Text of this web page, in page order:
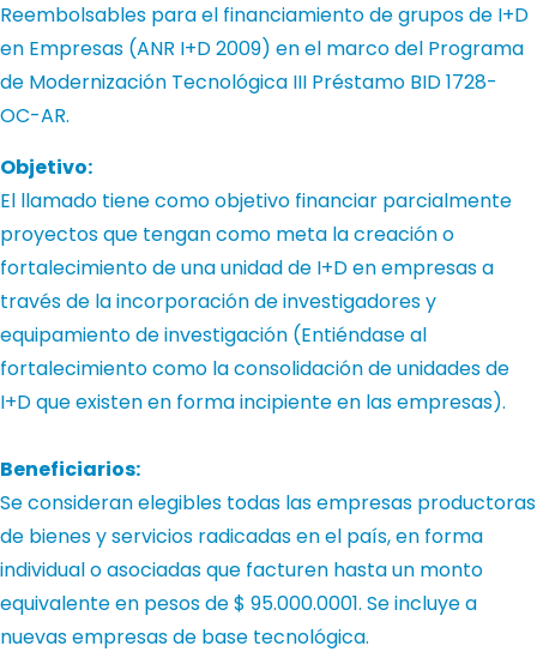
Reembolsables para el financiamiento de grupos de I+D
en Empresas (ANR I+D 2009) en el marco del Programa
de Modernización Tecnológica III Préstamo BID 1728-
OC-AR.
Objetivo:
El llamado tiene como objetivo financiar parcialmente
proyectos que tengan como meta la creación o
fortalecimiento de una unidad de I+D en empresas a
través de la incorporación de investigadores y
equipamiento de investigación (Entiéndase al
fortalecimiento como la consolidación de unidades de
I+D que existen en forma incipiente en las empresas).
Beneficiarios:
Se consideran elegibles todas las empresas productoras
de bienes y servicios radicadas en el país, en forma
individual o asociadas que facturen hasta un monto
equivalente en pesos de $ 95.000.0001. Se incluye a
nuevas empresas de base tecnológica.